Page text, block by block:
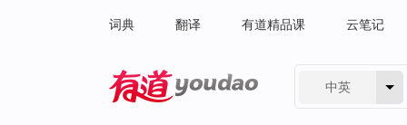
词典 翻译 有道精品课 云笔记
中英